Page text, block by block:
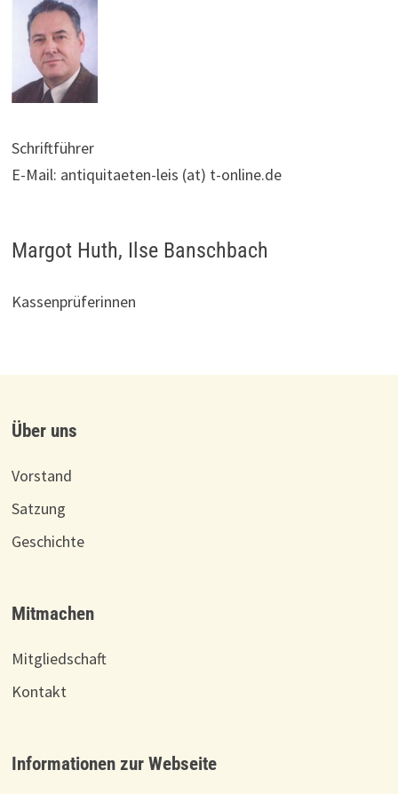
Schriftführer
E-Mail: antiquitaeten-leis (at) t-online.de
Margot Huth, Ilse Banschbach
Kassenprüferinnen
Über uns
Vorstand
Satzung
Geschichte
Mitmachen
Mitgliedschaft
Kontakt
Informationen zur Webseite